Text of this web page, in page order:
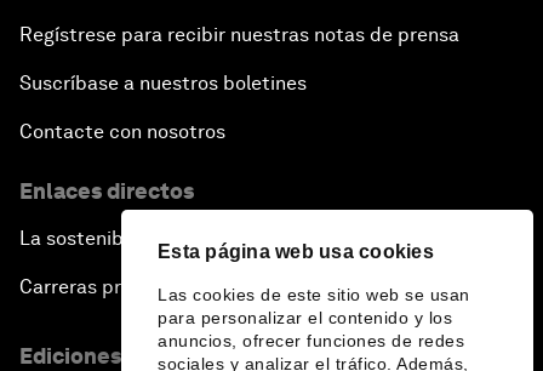
Esta página web usa cookies
Las cookies de este sitio web se usan
para personalizar el contenido y los
anuncios, ofrecer funciones de redes
sociales y analizar el tráfico. Además,
Regístrese para recibir nuestras notas de prensa
Suscríbase a nuestros boletines
Contacte con nosotros
Enlaces directos
La sostenibilidad en el Foro
Carreras profesionales
Ediciones en otros idiomas